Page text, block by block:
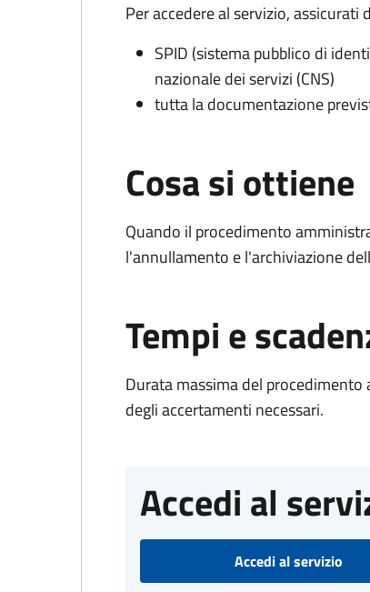
Per accedere al servizio, assicurati
SPID (sistema pubblico di
nazionale dei servizi (CNS)
tutta la documentazione
Cosa si ottiene
Quando il procedimento
l'annullamento e l'archiviazione
Tempi e
Durata massima del
degli accertamenti necessari.
Accedi al
Accedi al servizio